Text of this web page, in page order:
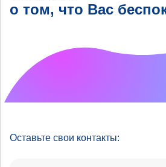
о том, что Вас
Оставьте свои контакты: